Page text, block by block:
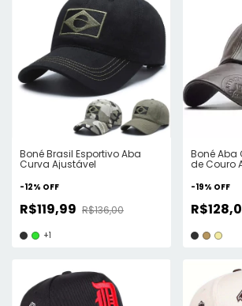
Boné Brasil Esportivo Aba
Curva Ajustável
-12% OFF
R$119,99 R$136,00
+1
Boné Aba
de Couro
-19% OFF